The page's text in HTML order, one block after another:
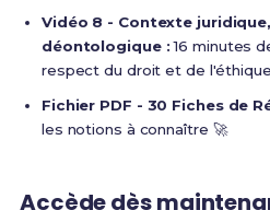
Vidéo 8 - Contexte
déontologique :16 minutes
respect du droit et de l'éthique
Fichier PDF - 30 Fiches de
les notions à connaître 🚀
Accède dès